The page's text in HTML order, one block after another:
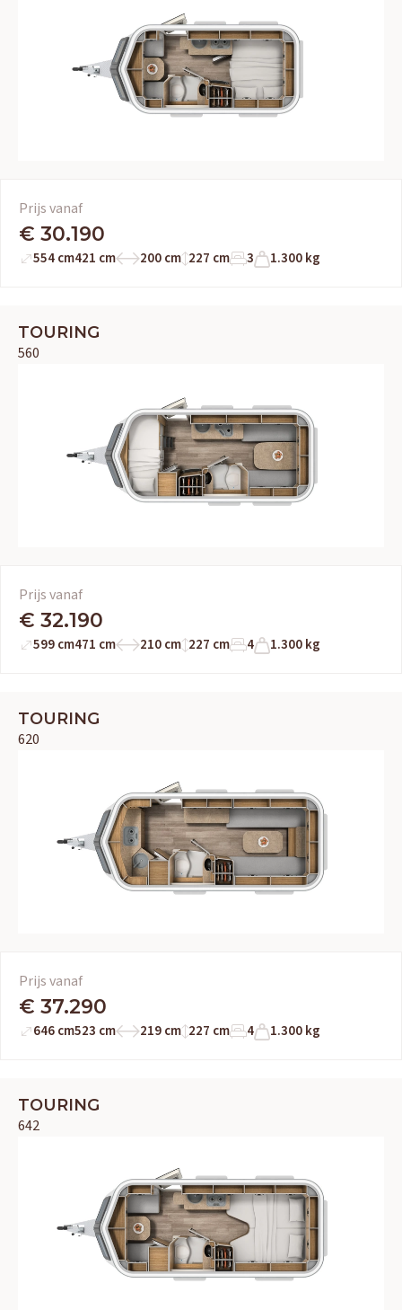
Prijs vanaf
€ 30.190
554 cm421 cm 200 cm 227 cm 3 1.300 kg
TOURING
560
Prijs vanaf
€ 32.190
599 cm471 cm 210 cm 227 cm 4 1.300 kg
TOURING
620
Prijs vanaf
€ 37.290
646 cm523 cm 219 cm 227 cm 4 1.300 kg
TOURING
642